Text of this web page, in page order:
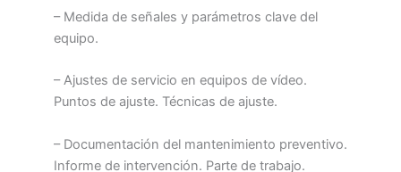
– Medida de señales y parámetros clave del
equipo.
– Ajustes de servicio en equipos de vídeo.
Puntos de ajuste. Técnicas de ajuste.
– Documentación del mantenimiento preventivo.
Informe de intervención. Parte de trabajo.